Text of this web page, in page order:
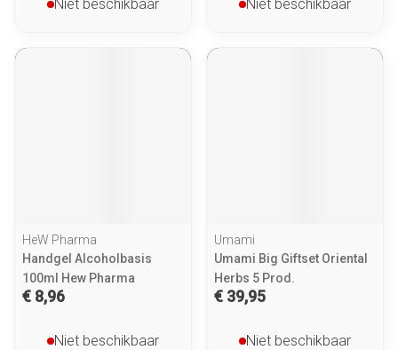
Niet beschikbaar Niet beschikbaar
HeW Pharma
Handgel Alcoholbasis
100ml Hew Pharma
€ 8,96
Niet beschikbaar
Umami
Umami Big Giftset Oriental
Herbs 5 Prod.
€ 39,95
Niet beschikbaar